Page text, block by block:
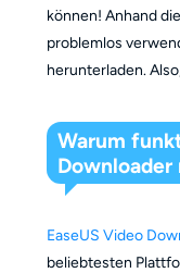
können! Anhand
problemlos
herunterladen.
Warum
EaseUS Video
beliebtesten